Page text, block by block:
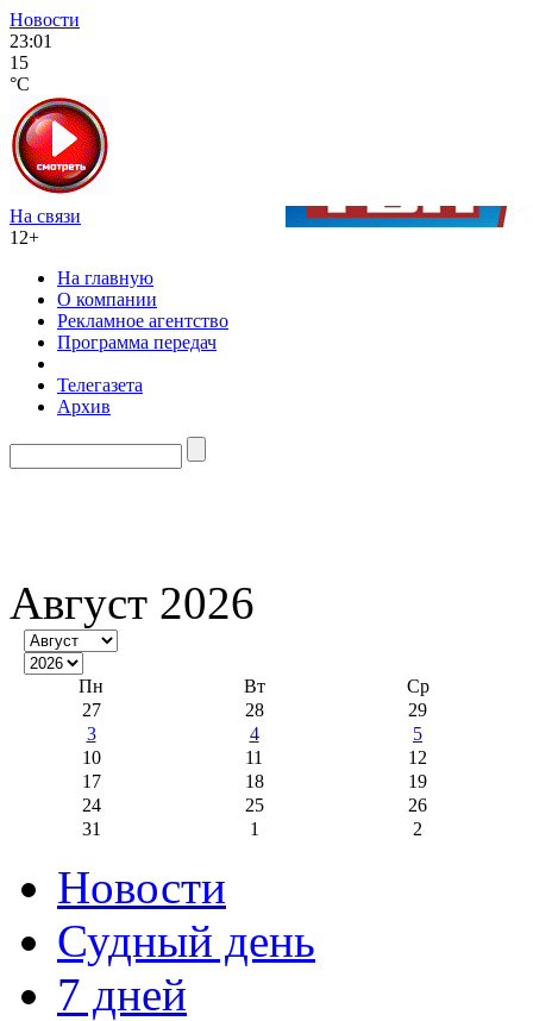
Новости
23:01
15
°C
На связи
12+
На главную
О компании
Рекламное агентство
Программа передач
Телегазета
Архив
Август 2026
Пн Вт
Ср
27
28
29
3
4
5
10
11
12
17
18
19
24
25
26
31
1 2
Новости
Судный день
7 дней